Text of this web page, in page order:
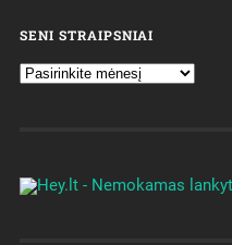
SENI STRAIPSNIAI